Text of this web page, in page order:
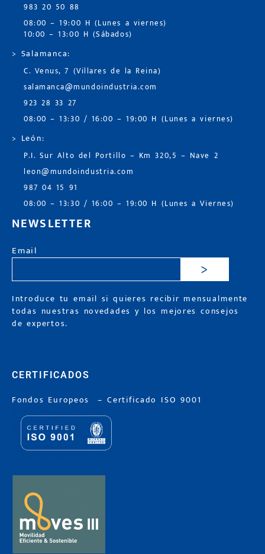
983 20 50 88
08:00 – 19:00 H (Lunes a viernes)
10:00 – 13:00 H (Sábados)
> Salamanca:
C. Venus, 7 (Villares de la Reina)
salamanca@mundoindustria.com
923 28 33 27
08:00 – 13:30 / 16:00 – 19:00 H (Lunes a viernes)
> León:
P.I. Sur Alto del Portillo – Km 320,5 – Nave 2
leon@mundoindustria.com
987 04 15 91
08:00 – 13:30 / 16:00 – 19:00 H (Lunes a Viernes)
NEWSLETTER
Email
>
Introduce tu email si quieres recibir mensualmente
todas nuestras novedades y los mejores consejos
de expertos.
CERTIFICADOS
Fondos Europeos –Certificado ISO 9001